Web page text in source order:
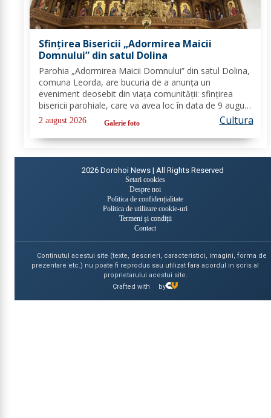
Sfințirea Bisericii „Adormirea Maicii
Domnului” din satul Dolina
Parohia „Adormirea Maicii Domnului” din satul Dolina,
comuna Leorda, are bucuria de a anunța un
eveniment deosebit din viața comunității: sfințirea
bisericii parohiale, care va avea loc în data de 9 august
2026. După o amplă perioadă de lucrări de restaurare,
consolidare și înfrumusețare, sfântul...
2 august 2026 Galerie foto Cultura
2026 Dorohoi News | All Rights Reserved
Setari cookies
Despre noi
Politica de confidențialitate
Politica de utilizare cookie-uri
Termeni și condiții
Contact
Continutul acestui site (texte, descrieri, caracteristici, imagini, forma de
prezentare etc.) nu poate fi reprodus sau utilizat fara acordul in scris al
proprietarului acestui site.
Crafted with
by